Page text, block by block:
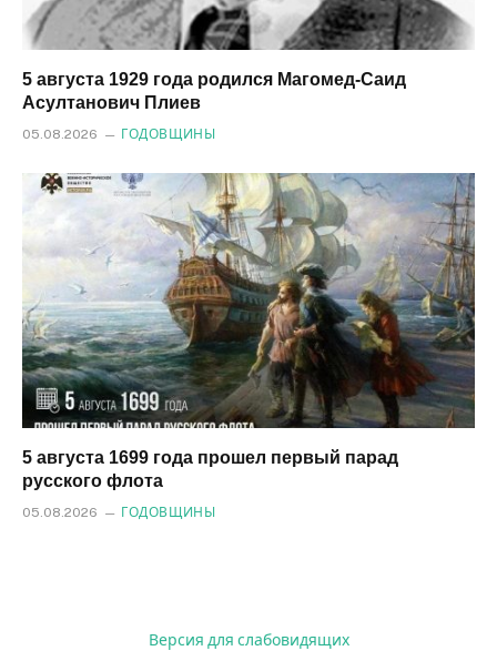
5 августа 1929 года родился Магомед‑Саид
Асултанович Плиев
05.08.2026 ГОДОВЩИНЫ
5 августа 1699 года прошел первый парад
русского флота
05.08.2026 ГОДОВЩИНЫ
Версия для слабовидящих